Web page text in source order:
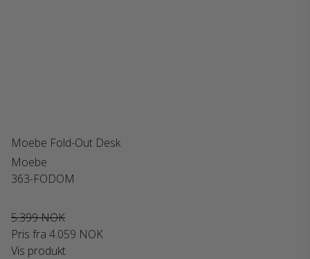
Moebe Fold-Out Desk
Moebe
363-FODOM
5.399 NOK
Pris fra 4.059 NOK
Vis produkt